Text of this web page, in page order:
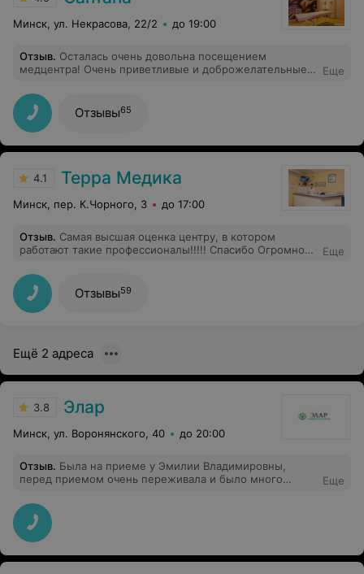
Минск, ул. Некрасова, 22/2 до 19:00
Отзыв. Осталась очень довольна посещением
медцентра! Очень приветливые и доброжелательные
располагает к себе. Отдельная благодарность врачу
Ольге Леонидовне— очень внимательная, всё
подробно рассказала и объяснила, ответила на все
вопросы, было ощущение заботы и профессионализма.
С удовольствием буду обращаться ещё и обязательно
Еще
Отзывы65
4.1 Терра Медика
Минск, пер. К.Чорного, 3 до 17:00
Отзыв. Самая высшая оценка центру, в котором
работают такие профессионалы!!!!! Спасибо Огромное
Александровне!!!! Очень грамотный и внимательный
специалист, а также человек с высшей степенью
эмпатии к пациенту!!! Дай Бог крепкого здоровья, сил
и терпения Светлане Александровне!!!!
Еще
Отзывы59
Ещё 2 адреса
3.8 Элар
Минск, ул. Воронянского, 40 до 20:00
Отзыв. Была на приеме у Эмилии Владимировны,
перед приемом очень переживала и было много
осталась очень довольна компетентным приемом и
доктор в целом оставила только положительные
впечатления! Рекомендую врача и МЦ «Элар»
Еще